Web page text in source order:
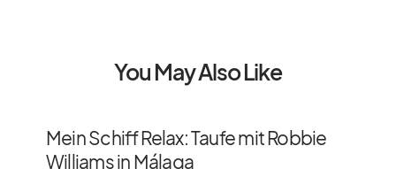
You May Also Like
Mein Schiff Relax: Taufe mit Robbie
Williams in Málaga